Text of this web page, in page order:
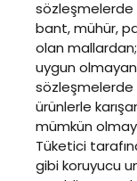
bant, mühür,
olan mallardan;
uygun
sözleşmelerde
ürünlerle
mümkün
Tüketici
gibi koruyucu